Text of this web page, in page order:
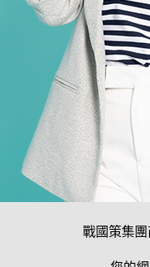
戰國策集